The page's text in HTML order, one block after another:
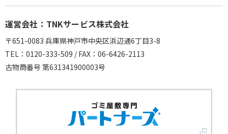
運営会社：TNKサービス株式会社
〒651-0083 兵庫県神戸市中央区浜辺通6丁目3-8
TEL：0120-333-509 / FAX：06-6426-2113
古物商番号 第631341900003号